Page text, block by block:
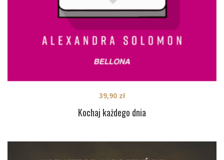
Kochaj każdego dnia
39,90 zł